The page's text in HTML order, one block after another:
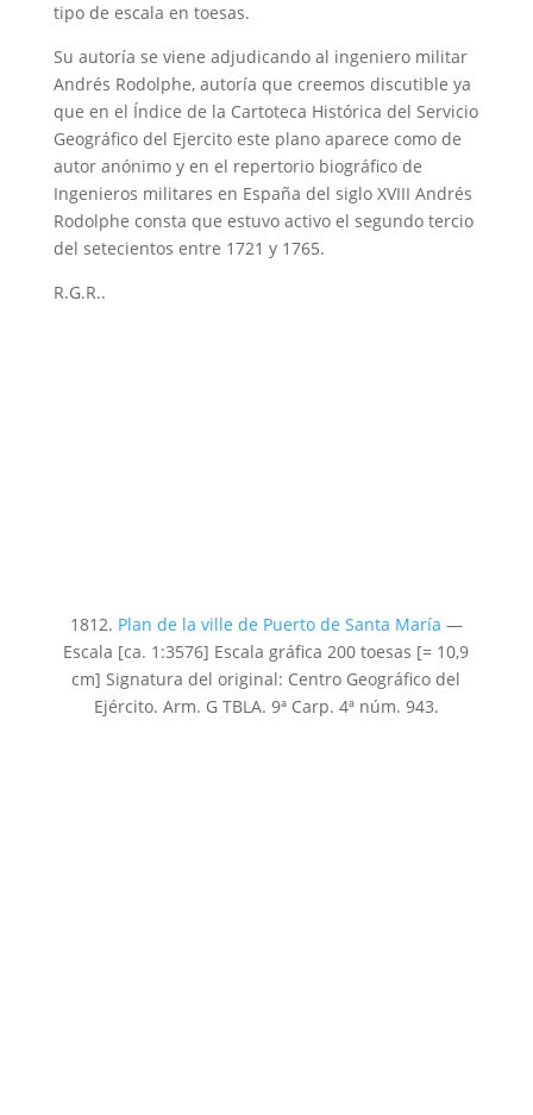
tipo de escala en toesas.
Su autoría se viene adjudicando al ingeniero militar
Andrés Rodolphe, autoría que creemos discutible ya
que en el Índice de la Cartoteca Histórica del Servicio
Geográfico del Ejercito este plano aparece como de
autor anónimo y en el repertorio biográfico de
Ingenieros militares en España del siglo XVIII Andrés
Rodolphe consta que estuvo activo el segundo tercio
del setecientos entre 1721 y 1765.
R.G.R..
1812. Plan de la ville de Puerto de Santa María —
Escala [ca. 1:3576] Escala gráfica 200 toesas [= 10,9
cm] Signatura del original: Centro Geográfico del
Ejército. Arm. G TBLA. 9ª Carp. 4ª núm. 943.